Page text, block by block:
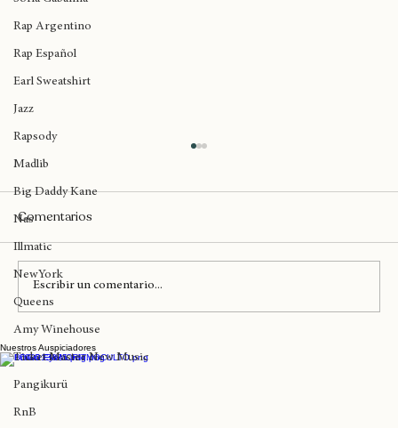
Sofía Gabanna
Rap Argentino
Rap Español
Earl Sweatshirt
Jazz
Rapsody
Madlib
Big Daddy Kane
Nas
Illmatic
NewYork
Queens
Amy Winehouse
Ticket Master New Music
Pangikurü
Queda un mes para el nuevo álbum de
Comentarios
Escribir un comentario...